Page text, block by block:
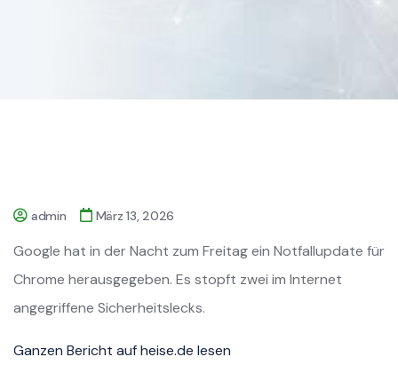
admin März 13, 2026
Google hat in der Nacht zum Freitag ein Notfallupdate für
Chrome herausgegeben. Es stopft zwei im Internet
angegriffene Sicherheitslecks.
Ganzen Bericht auf heise.de lesen